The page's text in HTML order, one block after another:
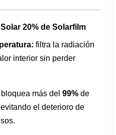
20% de Solarfilm
filtra la radiación
interior sin perder
bloquea más del 99% de
el deterioro de